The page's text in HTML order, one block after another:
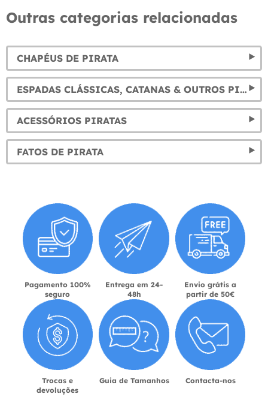
Outras categorias relacionadas
CHAPÉUS DE PIRATA
ESPADAS CLÁSSICAS, CATANAS & OUTROS PIRATAS
ACESSÓRIOS PIRATAS
FATOS DE PIRATA
Pagamento 100%
seguro
Entrega em 24-
48h
Envio grátis a
partir de 50€
Trocas e
devoluções
Guia de Tamanhos Contacta-nos